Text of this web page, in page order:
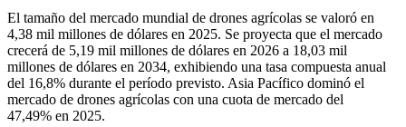
El tamaño del mercado mundial de drones agrícolas se valoró en
4,38 mil millones de dólares en 2025. Se proyecta que el mercado
crecerá de 5,19 mil millones de dólares en 2026 a 18,03 mil
millones de dólares en 2034, exhibiendo una tasa compuesta anual
del 16,8% durante el período previsto. Asia Pacífico dominó el
mercado de drones agrícolas con una cuota de mercado del
47,49% en 2025.